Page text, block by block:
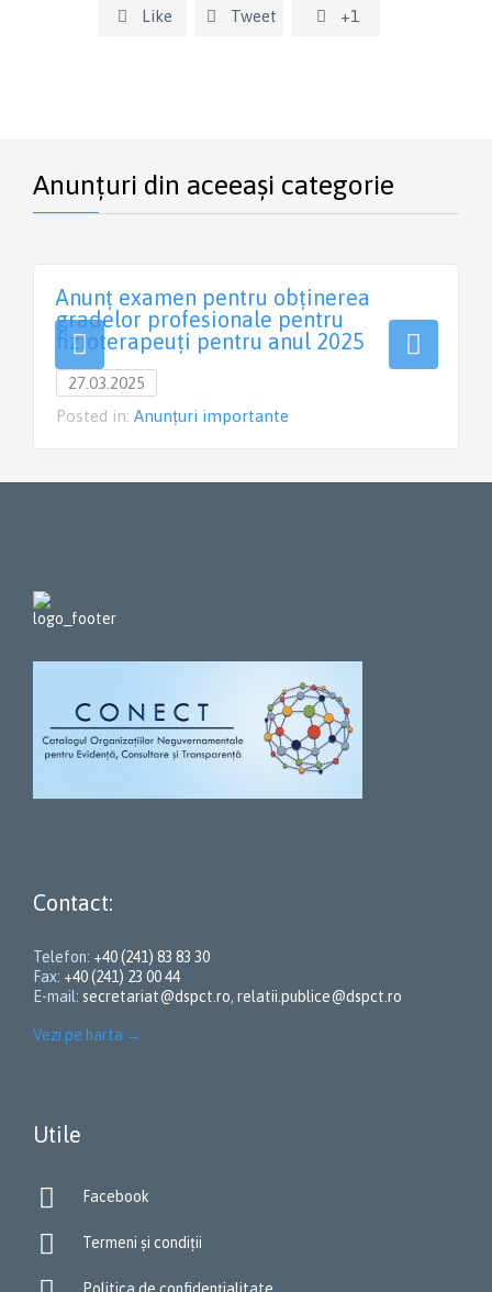
 Like  Tweet  +1
Anunțuri din aceeași categorie
Anunț examen pentru obținerea
gradelor profesionale pentru
fizioterapeuți pentru anul 2025
27.03.2025
Posted in: Anunțuri importante
Contact:
Telefon: +40 (241) 83 83 30
Fax: +40 (241) 23 00 44
E-mail: secretariat@dspct.ro, relatii.publice@dspct.ro
Vezi pe harta →
Utile
 Facebook
 Termeni și condiții
Politica de confidențialitate